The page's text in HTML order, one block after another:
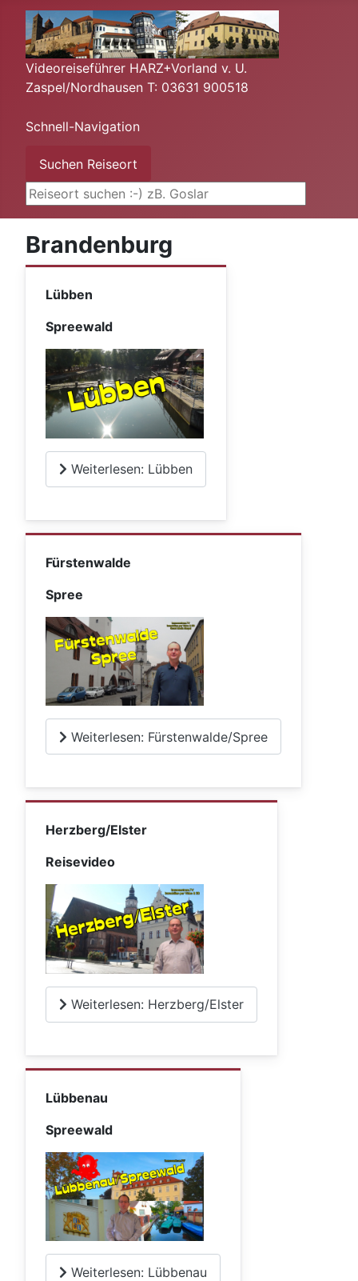
Videoreiseführer HARZ+Vorland v. U.
Zaspel/Nordhausen T: 03631 900518
Schnell-Navigation
Suchen Reiseort
Brandenburg
Lübben
Spreewald
Weiterlesen: Lübben
Fürstenwalde
Spree
Weiterlesen: Fürstenwalde/Spree
Herzberg/Elster
Reisevideo
Weiterlesen: Herzberg/Elster
Lübbenau
Spreewald
Weiterlesen: Lübbenau